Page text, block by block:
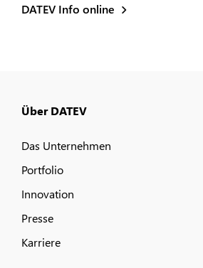
DATEV Info online
Über DATEV
Das Unternehmen
Portfolio
Innovation
Presse
Karriere